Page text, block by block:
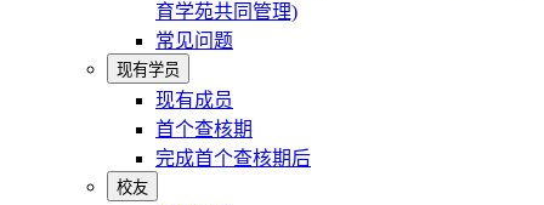
育学苑共同管理)
常见问题
现有学员
现有成员
首个查核期
完成首个查核期后
校友